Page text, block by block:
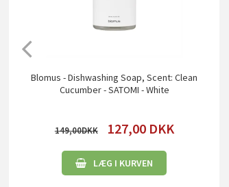
Blomus - Dishwashing Soap, Scent: Clean
Cucumber - SATOMI - White
149,00 127,00 DKK
LÆG I KURVEN